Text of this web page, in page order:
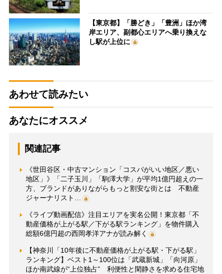
【東京都】「勝どき」「豊洲」ほか湾
岸エリア、副都心エリアへ乗り換えな
し駅が上位に
あわせて読みたい
あなたにオススメ
関連記事
《世田谷区・中古マンション「コスパがいい地区／悪い
地区」》「二子玉川」「駒澤大学」が平均1億円超えの一
方、ブランドがありながらもっと割安な街とは 不動産
ジャーナリスト…
《ライブ動画配信》注目エリアを実名公開！東京都「不
動産価格が上がる駅／下がる駅ランキング」を物件購入
総額6億円超の西岡孝洋アナが読み解く
【神奈川「10年後に不動産価格が上がる駅・下がる駅」
ランキング】ベスト1～100位は「武蔵新城」「向河原」
ほか南武線が“上位独占” 利便性と閑静さを求める住宅地